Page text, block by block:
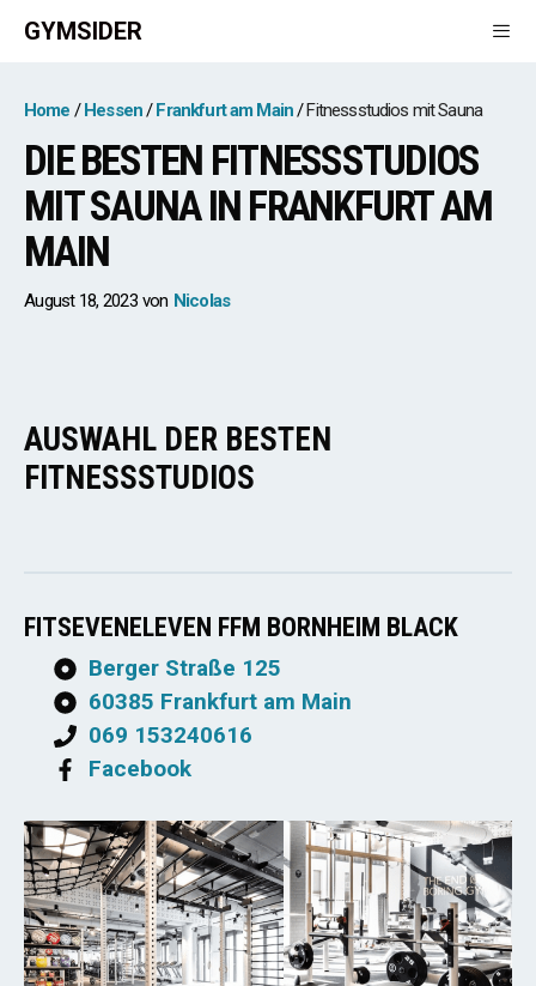
Zum
Inhalt
GYMSIDER
Home Hessen Frankfurt am Main Fitnessstudios mit Sauna
DIE BESTEN FITNESSSTUDIOS
MIT SAUNA IN FRANKFURT AM
MAIN
August 18, 2023 von Nicolas
AUSWAHL DER BESTEN
FITNESSSTUDIOS
FITSEVENELEVEN FFM BORNHEIM BLACK
Berger Straße 125
60385 Frankfurt am Main
069 153240616
Facebook